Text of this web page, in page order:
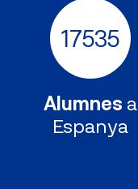
17535
Alumnes a
Espanya